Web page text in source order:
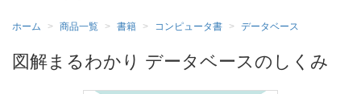
ホーム 商品一覧 書籍 コンピュータ書 データベース
図解まるわかり データベースのしくみ